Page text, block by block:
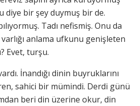
diye bir şey duymuş bir de.
Tadı nefismiş. Onu da
varlığı anlama ufkunu genişleten
Evet, turşu.
İnandığı dinin buyruklarını
sahici bir mümindi. Derdi günü
beri din üzerine okur, din